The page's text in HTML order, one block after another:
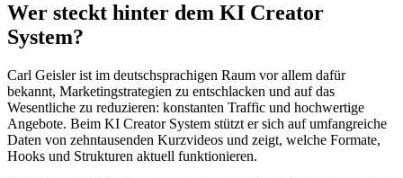
Wer steckt hinter dem KI Creator
System?
Carl Geisler ist im deutschsprachigen Raum vor allem dafür
bekannt, Marketingstrategien zu entschlacken und auf das
Wesentliche zu reduzieren: konstanten Traffic und hochwertige
Angebote. Beim KI Creator System stützt er sich auf umfangreiche
Daten von zehntausenden Kurzvideos und zeigt, welche Formate,
Hooks und Strukturen aktuell funktionieren.